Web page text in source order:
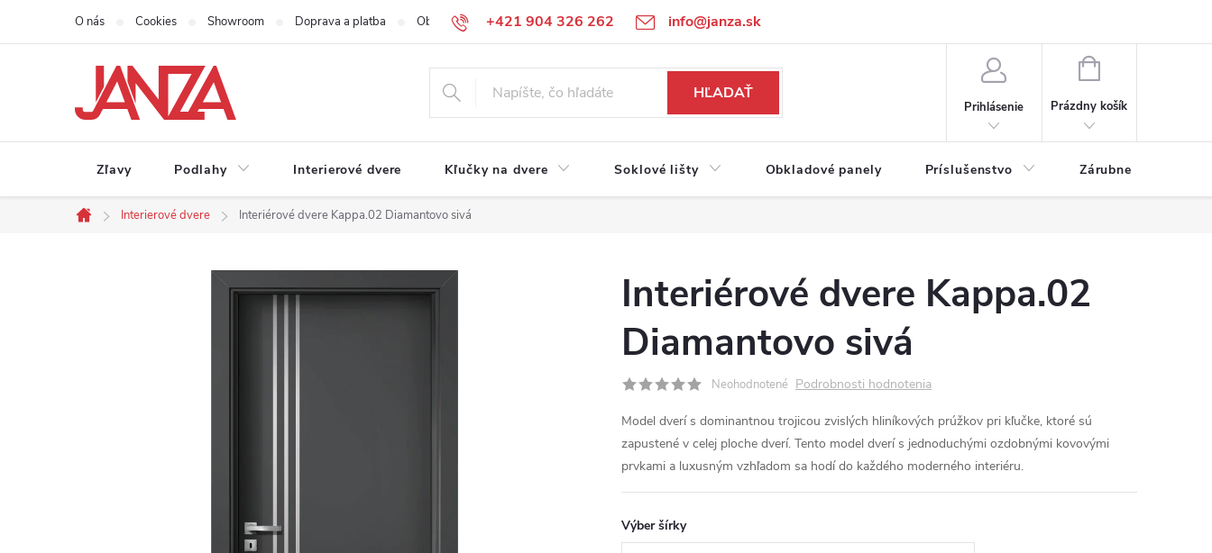
Prejsť na obsah +421 904 326 262 info@janza.sk
O nás Cookies Showroom Doprava a platba Obchodné podmienky Reklamačné podmienky Podmienky ochrany osobných údajov
HĽADAŤ
Prihlásenie
NÁKUPNÝ KOŠÍK
Prázdny košík
Zľavy Podlahy Interierové dvere Kľučky na dvere Soklové lišty Obkladové panely Príslušenstvo Zárubne
Domov
Interierové dvere Interiérové dvere Kappa.02 Diamantovo sivá
Interiérové dvere Kappa.02
Diamantovo sivá
Neohodnotené Podrobnosti hodnotenia
Model dverí s dominantnou trojicou zvislých hliníkových prúžkov pri kľučke, ktoré sú
zapustené v celej ploche dverí. Tento model dverí s jednoduchými ozdobnými kovovými
prvkami a luxusným vzhľadom sa hodí do každého moderného interiéru.
Výber šírky